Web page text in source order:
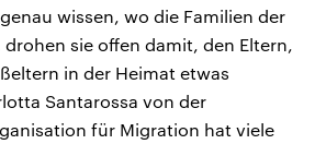
wissen, wo die Familien der
sie offen damit, den Eltern,
in der Heimat etwas
Santarossa von der
für Migration hat viele